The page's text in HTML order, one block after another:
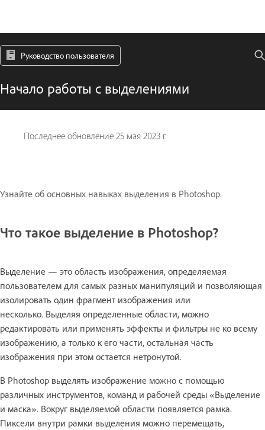
Руководство пользователя
Начало работы с выделениями
Последнее обновление 25 мая 2023 г.
Узнайте об основных навыках выделения в Photoshop.
Что такое выделение в Photoshop?
Выделение — это область изображения, определяемая
пользователем для самых разных манипуляций и позволяющая
изолировать один фрагмент изображения или
несколько. Выделяя определенные области, можно
редактировать или применять эффекты и фильтры не ко всему
изображению, а только к его части, остальная часть
изображения при этом остается нетронутой.
В Photoshop выделять изображение можно с помощью
различных инструментов, команд и рабочей среды «Выделение
и маска». Вокруг выделяемой области появляется рамка.
Пиксели внутри рамки выделения можно перемещать,